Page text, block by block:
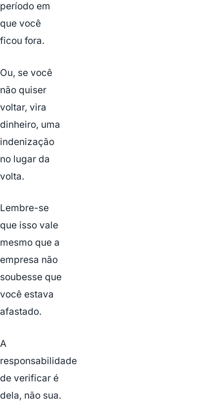
período em
que você
ficou fora.
Ou, se você
não quiser
voltar, vira
dinheiro, uma
indenização
no lugar da
volta.
Lembre-se
que isso vale
mesmo que a
empresa não
soubesse que
você estava
afastado.
A
responsabilidade
de verificar é
dela, não sua.